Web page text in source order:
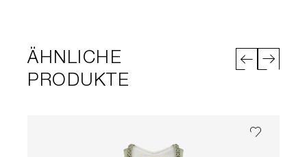
ÄHNLICHE
PRODUKTE